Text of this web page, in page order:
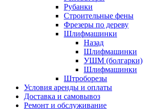
Рубанки
Строительные фены
Фрезеры по дереву
Шлифмашинки
Назад
Шлифмашинки
УШМ (болгарки)
Шлифмашинки
Штроборезы
Условия аренды и оплаты
Доставка и самовывоз
Ремонт и обслуживание